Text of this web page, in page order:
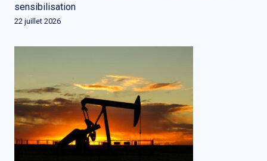
sensibilisation
22 juillet 2026